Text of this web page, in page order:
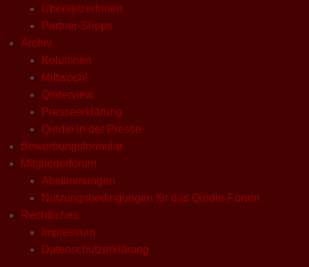
ÜbersetzerInnen
Partner-Shops
Archiv
Kolumnen
Mittwoch!
Qinterview
Presseerklärung
Qindie in der Presse
Bewerbungsformular
Mitgliederforum
Abstimmungen
Nutzungsbedingungen für das Qindie-Forum
Rechtliches
Impressum
Datenschutzerklärung